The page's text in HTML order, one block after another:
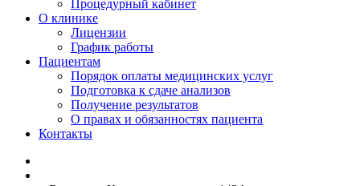
Процедурный кабинет
О клинике
Лицензии
График работы
Пациентам
Порядок оплаты медицинских услуг
Подготовка к сдаче анализов
Получение результатов
О правах и обязанностях пациента
Контакты